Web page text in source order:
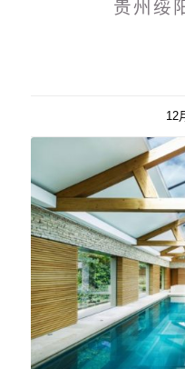
贵州绥
12